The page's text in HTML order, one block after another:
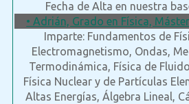
Fecha de Alta en nuestra
• Adrián, Grado en Física,
Imparte: Fundamentos de
Electromagnetismo, Ondas,
Termodinámica, Física de
Física Nuclear y de Partículas
Altas Energías, Álgebra Lineal,